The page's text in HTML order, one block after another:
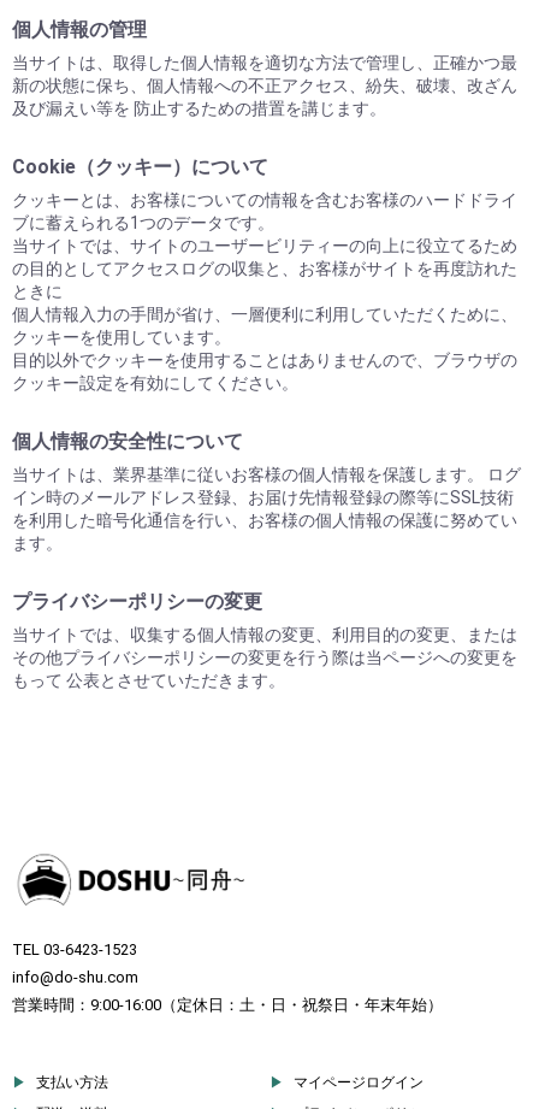
個人情報の管理
当サイトは、取得した個人情報を適切な方法で管理し、正確かつ最
新の状態に保ち、個人情報への不正アクセス、紛失、破壊、改ざん
及び漏えい等を 防止するための措置を講じます。
Cookie（クッキー）について
クッキーとは、お客様についての情報を含むお客様のハードドライ
ブに蓄えられる1つのデータです。
当サイトでは、サイトのユーザービリティーの向上に役立てるため
の目的としてアクセスログの収集と、お客様がサイトを再度訪れた
ときに
個人情報入力の手間が省け、一層便利に利用していただくために、
クッキーを使用しています。
目的以外でクッキーを使用することはありませんので、ブラウザの
クッキー設定を有効にしてください。
個人情報の安全性について
当サイトは、業界基準に従いお客様の個人情報を保護します。 ログ
イン時のメールアドレス登録、お届け先情報登録の際等にSSL技術
を利用した暗号化通信を行い、お客様の個人情報の保護に努めてい
ます。
プライバシーポリシーの変更
当サイトでは、収集する個人情報の変更、利用目的の変更、または
その他プライバシーポリシーの変更を行う際は当ページへの変更を
もって 公表とさせていただきます。
TEL 03-6423-1523
info@do-shu.com
営業時間：9:00-16:00（定休日：土・日・祝祭日・年末年始）
支払い方法
マイページログイン